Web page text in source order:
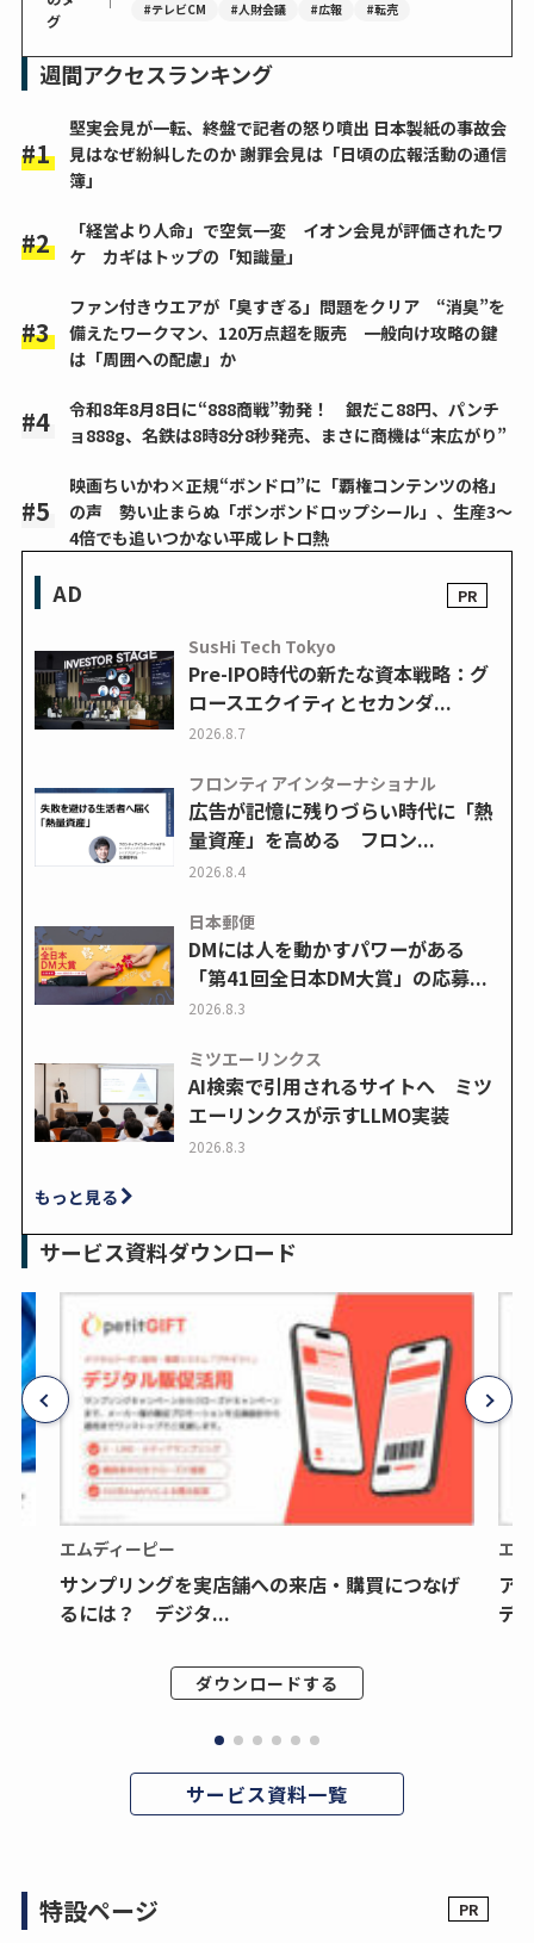
グ
#テレビCM #人財会議 #広報 #転売
週間アクセスランキング
堅実会見が一転、終盤で記者の怒り噴出 日本製紙の事故会
見はなぜ紛糾したのか 謝罪会見は「日頃の広報活動の通信
簿」
「経営より人命」で空気一変 イオン会見が評価されたワ
ケ カギはトップの「知識量」
ファン付きウエアが「臭すぎる」問題をクリア “消臭”を
備えたワークマン、120万点超を販売 一般向け攻略の鍵
は「周囲への配慮」か
令和8年8月8日に“888商戦”勃発！ 銀だこ88円、パンチ
ョ888g、名鉄は8時8分8秒発売、まさに商機は“末広がり”
映画ちいかわ×正規“ボンドロ”に「覇権コンテンツの格」
の声 勢い止まらぬ「ボンボンドロップシール」、生産3～
4倍でも追いつかない平成レトロ熱
AD
SusHi Tech Tokyo
Pre-IPO時代の新たな資本戦略：グ
ロースエクイティとセカンダ...
2026.8.7
フロンティアインターナショナル
広告が記憶に残りづらい時代に「熱
量資産」を高める フロン...
2026.8.4
日本郵便
DMには人を動かすパワーがある
「第41回全日本DM大賞」の応募...
2026.8.3
ミツエーリンクス
AI検索で引用されるサイトへ ミツ
エーリンクスが示すLLMO実装
2026.8.3
もっと見る
サービス資料ダウンロード
エムディーピー
サンプリングを実店舗への来店・購買につなげ
るには？ デジタ...
ダウンロードする
エ
ア
デ
サービス資料一覧
特設ページ